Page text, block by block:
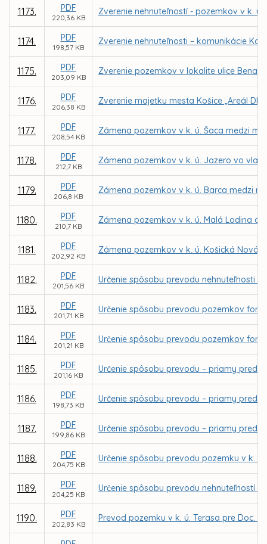
1173. PDF
220,36 KB
Zverenie nehnuteľností - pozemkov v k.
1174. PDF
198,57 KB
Zverenie nehnuteľnosti – komunikácie
1175. PDF
203,09 KB
Zverenie pozemkov v lokalite ulice
1176. PDF
206,38 KB
Zverenie majetku mesta Košice „Areál
1177. PDF
208,54 KB
Zámena pozemkov v k. ú. Šaca medzi
1178. PDF
212,7 KB
Zámena pozemkov v k. ú. Jazero vo
1179. PDF
206,8 KB
Zámena pozemkov v k. ú. Barca medzi
1180. PDF
210,7 KB
Zámena pozemkov v k. ú. Malá Lodina a
1181. PDF
202,92 KB
Zámena pozemkov v k. ú. Košická Nová
1182. PDF
201,56 KB
Určenie spôsobu prevodu nehnuteľnosti -
1183. PDF
201,71 KB
Určenie spôsobu prevodu pozemkov
1184. PDF
201,21 KB
Určenie spôsobu prevodu pozemkov
1185. PDF
201,16 KB
Určenie spôsobu prevodu – priamy
1186. PDF
198,73 KB
Určenie spôsobu prevodu – priamy
1187. PDF
199,86 KB
Určenie spôsobu prevodu – priamy
1188. PDF
204,75 KB
Určenie spôsobu prevodu pozemku v k.
1189. PDF
204,25 KB
Určenie spôsobu prevodu nehnuteľností -
1190. PDF
202,83 KB
Prevod pozemku v k. ú. Terasa pre Doc.